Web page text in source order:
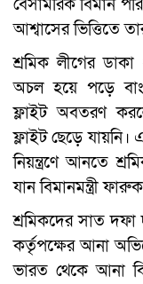
বেসামরিক বিমান
আশ্বাসের ভিত্তিতে
শ্রমিক লীগের
অচল হয়ে পড়ে
ফ্লাইট অবতরণ
ফ্লাইট ছেড়ে যায়নি।
নিয়ন্ত্রণে আনতে
যান বিমানমন্ত্রী
শ্রমিকদের সাত দফা
কর্তৃপক্ষের আনা
ভারত থেকে আনা